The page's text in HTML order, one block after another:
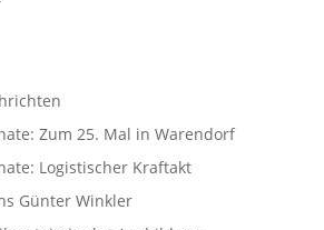
Zum 25. Mal in Warendorf
Logistischer Kraftakt
Günter Winkler